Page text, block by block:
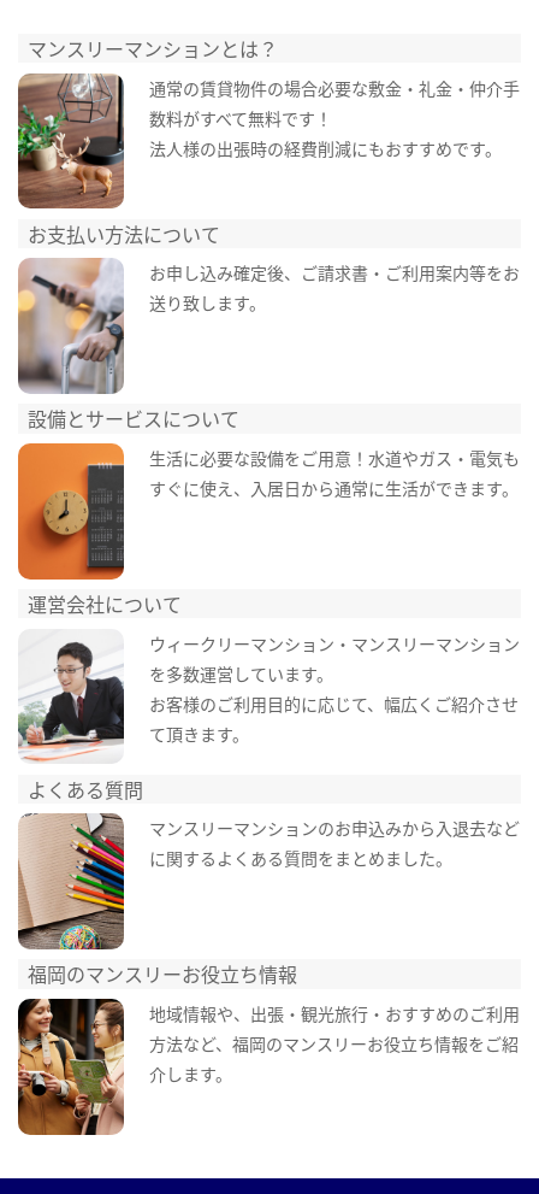
マンスリーマンションとは？
通常の賃貸物件の場合必要な敷金・礼金・仲介手
数料がすべて無料です！
法人様の出張時の経費削減にもおすすめです。
お支払い方法について
お申し込み確定後、ご請求書・ご利用案内等をお
送り致します。
設備とサービスについて
生活に必要な設備をご用意！水道やガス・電気も
すぐに使え、入居日から通常に生活ができます。
運営会社について
ウィークリーマンション・マンスリーマンション
を多数運営しています。
お客様のご利用目的に応じて、幅広くご紹介させ
て頂きます。
よくある質問
マンスリーマンションのお申込みから入退去など
に関するよくある質問をまとめました。
福岡のマンスリーお役立ち情報
地域情報や、出張・観光旅行・おすすめのご利用
方法など、福岡のマンスリーお役立ち情報をご紹
介します。